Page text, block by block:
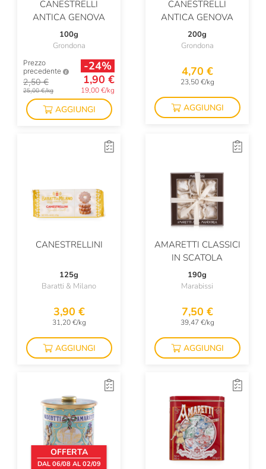
CANESTRELLI
ANTICA GENOVA
100g
Grondona
Prezzo
precedente
2,50 €
25,00 €/kg
-24%
1,90 €
19,00 €/kg
AGGIUNGI
CANESTRELLI
ANTICA GENOVA
200g
Grondona
4,70 €
23,50 €/kg
AGGIUNGI
CANESTRELLINI
125g
Baratti & Milano
3,90 €
31,20 €/kg
AGGIUNGI
AMARETTI CLASSICI
IN SCATOLA
190g
Marabissi
7,50 €
39,47 €/kg
AGGIUNGI
OFFERTA
DAL 06/08 AL 02/09